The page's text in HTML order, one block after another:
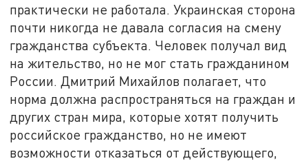
практически не работала. Украинская сторона
почти никогда не давала согласия на смену
гражданства субъекта. Человек получал вид
на жительство, но не мог стать гражданином
России. Дмитрий Михайлов полагает, что
норма должна распространяться на граждан и
других стран мира, которые хотят получить
российское гражданство, но не имеют
возможности отказаться от действующего,